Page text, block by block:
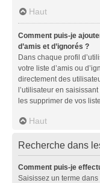
Haut
Comment puis-je
d’amis et d’ignorés ?
Dans chaque profil
votre liste d’amis ou
directement des
l’utilisateur en
les supprimer de vos
Haut
Recherche dans
Comment puis-je
Saisissez un terme